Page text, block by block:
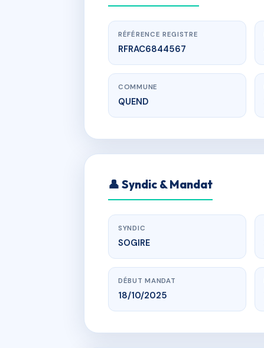
RÉFÉRENCE REGISTRE
RFRAC6844567
COMMUNE
QUEND
👤 Syndic & Mandat
SYNDIC
SOGIRE
DÉBUT MANDAT
18/10/2025